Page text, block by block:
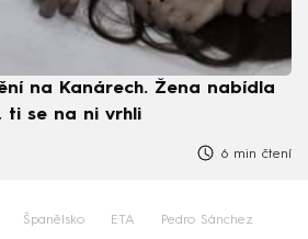
na Kanárech. Žena nabídla
ti se na ni vrhli
6 min čtení
Španělsko ETA Pedro Sánchez